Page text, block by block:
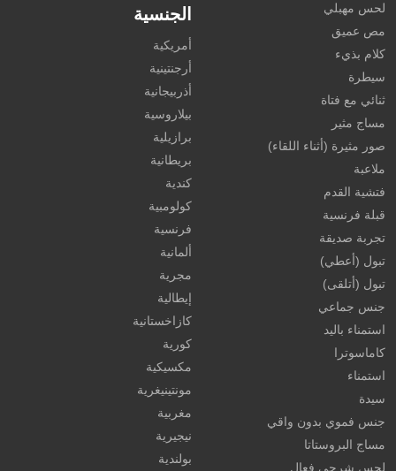
لحس مهبلي
مص عميق
كلام بذيء
سيطرة
ثنائي مع فتاة
مساج مثير
صور مثيرة (أثناء اللقاء)
ملاعبة
فتشية القدم
قبلة فرنسية
تجربة صديقة
تبول (أعطي)
تبول (أتلقى)
جنس جماعي
استمناء باليد
كاماسوترا
استمناء
سيدة
جنس فموي بدون واقي
مساج البروستاتا
لحس شرجي فعال
الجنسية
أمريكية
أرجنتينية
أذربيجانية
بيلاروسية
برازيلية
بريطانية
كندية
كولومبية
فرنسية
ألمانية
مجرية
إيطالية
كازاخستانية
كورية
مكسيكية
مونتينيغرية
مغربية
نيجيرية
بولندية